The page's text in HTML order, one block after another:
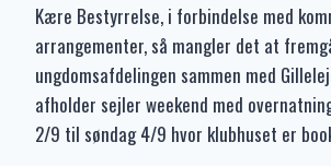
Kære Bestyrrelse, i forbindelse med
arrangementer, så mangler det at
ungdomsafdelingen sammen med
afholder sejler weekend med
2/9 til søndag 4/9 hvor klubhuset er